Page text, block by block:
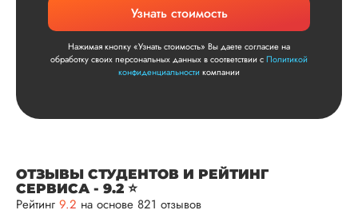
Узнать стоимость
Нажимая кнопку «Узнать стоимость» Вы даете согласие на
обработку своих персональных данных в соответствии сПолитикой
конфиденциальностикомпании
ОТЗЫВЫ СТУДЕНТОВ И РЕЙТИНГ
СЕРВИСА - 9.2 ⭐
Рейтинг 9.2 на основе 821 отзывов
Дата:2025-11-15
написана